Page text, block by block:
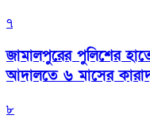
৭
জামালপুরের পুলিশের
আদালতে ৬ মাসের
৮